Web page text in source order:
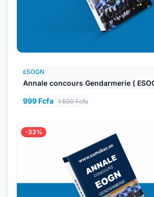
ESOGN
Annale concours Gendarmerie (
999 Fcfa 1 500 Fcfa
-33%